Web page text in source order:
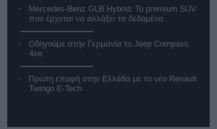
Mercedes-Benz GLB Hybrid: Το premium SUV
που έρχεται να αλλάξει τα δεδομένα
Οδηγούμε στην Γερμανία το Jeep Compass
4xe
Πρώτη επαφή στην Ελλάδα με το νέο Renault
Twingo E-Tech